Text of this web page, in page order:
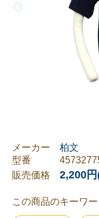
メーカー 柏文
型番
販売価格 2,200
この商品のキーワー